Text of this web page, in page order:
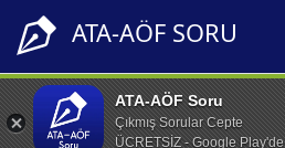
ATA-AÖF SORU
ATA-AÖF Soru
Çıkmış Sorular Cepte
ÜCRETSİZ - Google Play'de